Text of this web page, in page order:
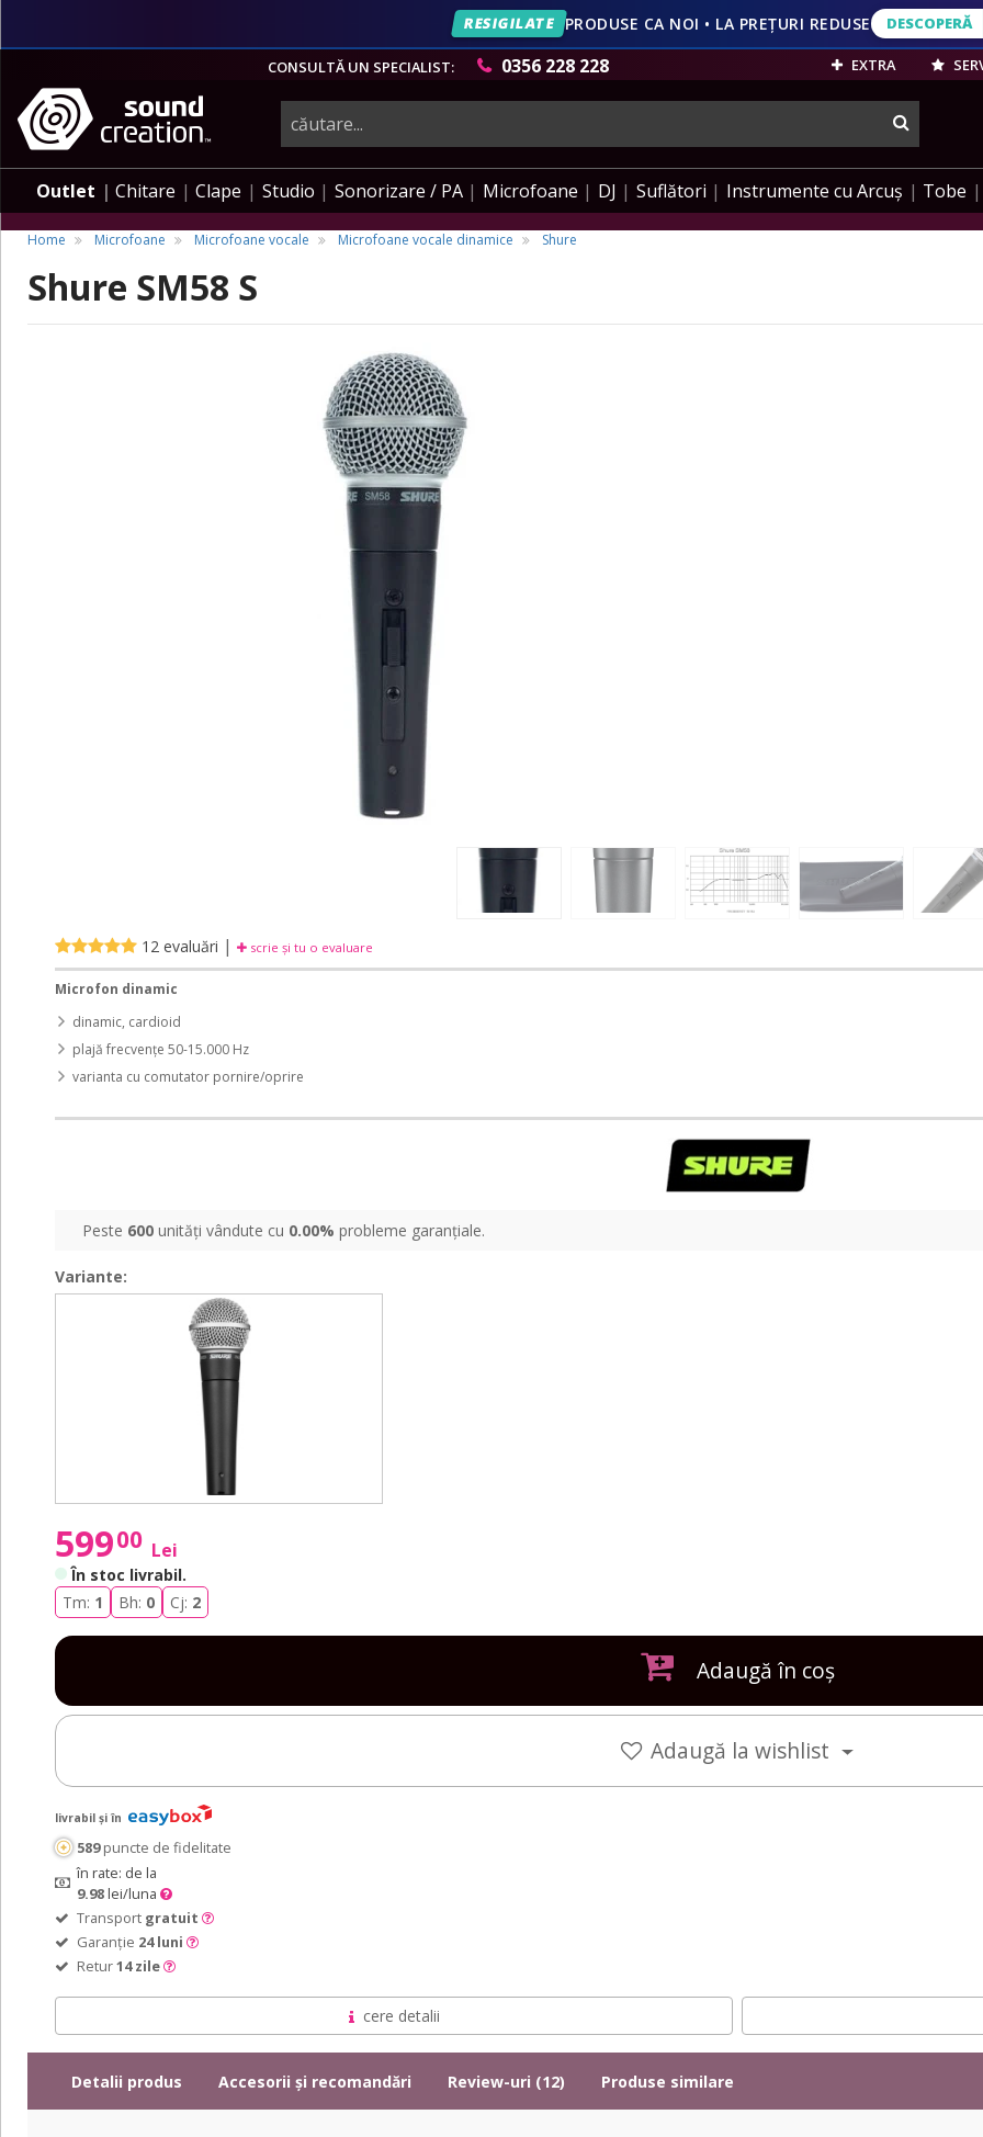
VEZI
RESIGILATE PRODUSE CA NOI • LA PREȚURI REDUSE DESCOPERĂ
DESCOPERĂ
CONSULTĂ UN SPECIALIST:
0356 228 228 EXTRA
instrumente
muzicale,
echipamente
pro-
Outlet Chitare Clape Studio Sonorizare / PA Microfoane DJ Suflători Instrumente cu Arcuș Tobe
Home Microfoane Microfoane vocale Microfoane vocale dinamice Shure
Shure SM58 S
12 evaluări | scrie și tu o evaluare
Microfon dinamic
dinamic, cardioid
plajă frecvențe 50-15.000 Hz
varianta cu comutator pornire/oprire
Peste 600 unități vândute cu 0.00% probleme garanțiale.
Variante:
59900 Lei
În stoc livrabil.
Tm: 1 Bh: 0 Cj: 2
Adaugă în coș
Adaugă la wishlist
livrabil și în
589 puncte de fidelitate
în rate: de la
9.98lei/luna
Transport gratuit
Garanție 24 luni
Retur14 zile
cere detalii
Detalii produs Accesorii și recomandări Review-uri (12) Produse similare